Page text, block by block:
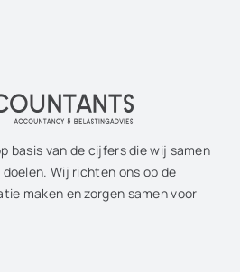
basis van de cijfers die wij samen
Wij richten ons op de
maken en zorgen samen voor